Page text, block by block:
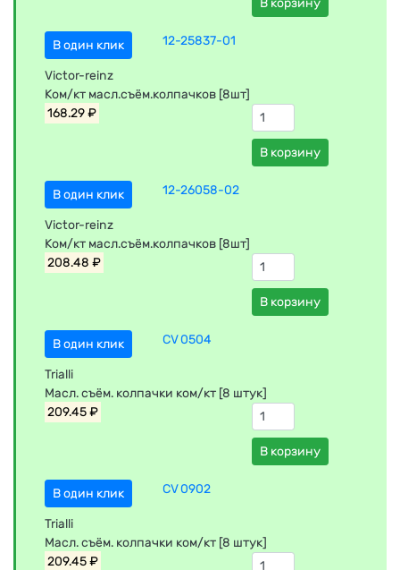
В корзину
В один клик 12-25837-01
Victor-reinz
Ком/кт масл.съём.колпачков [8шт]
168.29 ₽
В корзину
В один клик 12-26058-02
Victor-reinz
Ком/кт масл.съём.колпачков [8шт]
208.48 ₽
В корзину
В один клик CV 0504
Trialli
Масл. съём. колпачки ком/кт [8 штук]
209.45 ₽
В корзину
В один клик CV 0902
Trialli
Масл. съём. колпачки ком/кт [8 штук]
209.45 ₽